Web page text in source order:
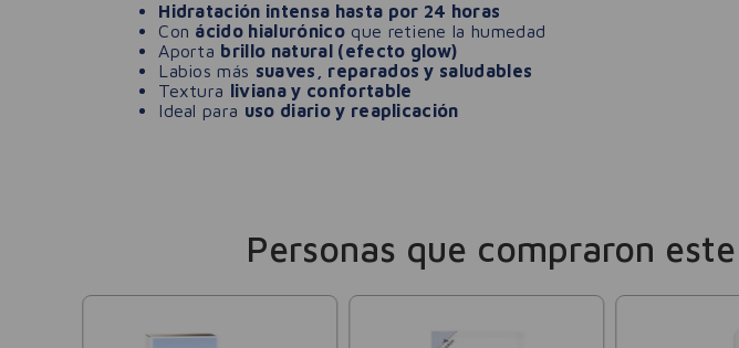
Hidratación intensa hasta por 24 horas
Con ácido hialurónicoque retiene la humedad
Aporta brillo natural (efecto glow)
Labios más suaves, reparados y saludables
Textura
liviana y confortable
Ideal para uso diario y reaplicación
Personas que compraron